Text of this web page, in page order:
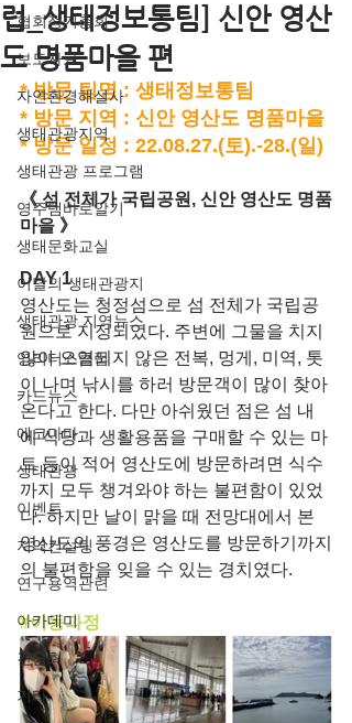
협회정기총회
보도자료
자연환경해설사
생태관광지역
생태관광 프로그램
영주댐바로알기
생태문화교실
이달의 생태관광지
생태관광 지역뉴스
영리더스클럽
카드뉴스
에코마마
생태관광
이벤트
지역컨설팅
연구용역관련
아카데미
간담회
기타
럽_생태정보통팀] 신안 영산
도 명품마을 편
* 방문 팀명 : 생태정보통팀
* 방문 지역 : 신안 영산도 명품마을
* 방문 일정 : 22.08.27.(토).-28.(일)
《 섬 전체가 국립공원, 신안 영산도 명품
마을 》
DAY 1
영산도는 청정섬으로 섬 전체가 국립공
원으로 지정되었다. 주변에 그물을 치지
않아 오염되지 않은 전복, 멍게, 미역, 톳
이 나며 낚시를 하러 방문객이 많이 찾아
온다고 한다. 다만 아쉬웠던 점은 섬 내
에 식당과 생활용품을 구매할 수 있는 마
트 등이 적어 영산도에 방문하려면 식수
까지 모두 챙겨와야 하는 불편함이 있었
다. 하지만 날이 맑을 때 전망대에서 본
영산도의 풍경은 영산도를 방문하기까지
의 불편함을 잊을 수 있는 경치였다.
#이동과정